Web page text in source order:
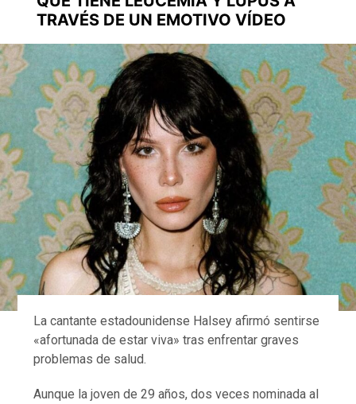
TRAVÉS DE UN EMOTIVO VÍDEO
La cantante estadounidense Halsey afirmó sentirse
«afortunada de estar viva» tras enfrentar graves
problemas de salud.
Aunque la joven de 29 años, dos veces nominada al